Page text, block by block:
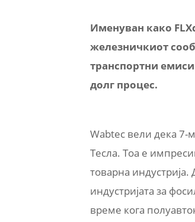
Именуван како
железничкиот
транспортни
долг процес.
Wabtec вели дека 7-
Тесла. Тоа е
товарна
индустријата за
време кога